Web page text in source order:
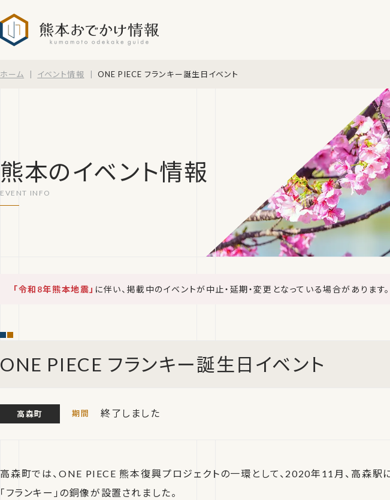
ホーム イベント情報 ONE PIECE フランキー誕生日イベント
熊本のイベント情報
「令和8年熊本地震」 に伴い、掲載中のイベントが中止・延期・変更となっている場合がありま
ONE PIECE フランキー誕生日イベント
高森町 終了しました
高森町では、ONE PIECE 熊本復興プロジェクトの一環として、2020年11月、高森駅
「フランキー」の銅像が設置されました。